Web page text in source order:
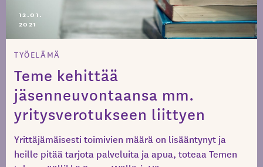
12.01.
2021
TYÖELÄMÄ
Teme kehittää
jäsenneuvontaansa mm.
yritysverotukseen liittyen
Yrittäjämäisesti toimivien määrä on lisääntynyt ja
heille pitää tarjota palveluita ja apua, toteaa Temen